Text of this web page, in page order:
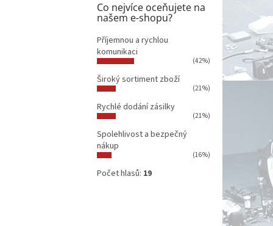
Co nejvíce oceňujete na
našem e-shopu?
Příjemnou a rychlou
komunikaci
(42%)
Široký sortiment zboží
(21%)
Rychlé dodání zásilky
(21%)
Spolehlivost a bezpečný
nákup
(16%)
Počet hlasů: 19